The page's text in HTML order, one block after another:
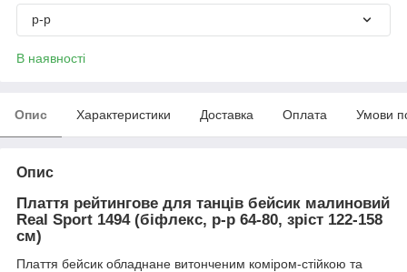
р-р
В наявності
Опис Характеристики Доставка Оплата Умови
Опис
Плаття рейтингове для танців бейсик малиновий
Real Sport 1494 (біфлекс, р-р 64-80, зріст 122-158
см)
Плаття бейсик обладнане витонченим коміром-стійкою та